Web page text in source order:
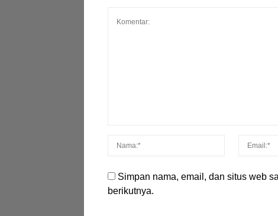
Simpan nama, email, dan situs web
berikutnya.